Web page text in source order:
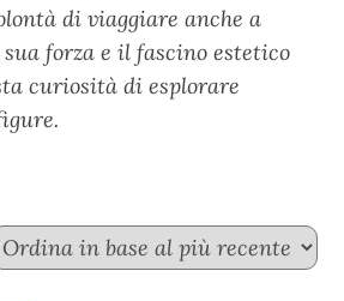
di viaggiare anche a
sua forza e il fascino estetico
curiosità di esplorare